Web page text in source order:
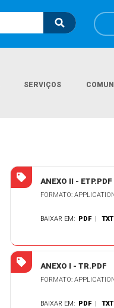
SERVIÇOS
ANEXO II - ETP.PDF
FORMATO:
BAIXAR EM: PDF |TXT
ANEXO I - TR.PDF
FORMATO:
BAIXAR EM: PDF |TXT